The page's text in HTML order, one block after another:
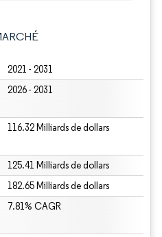
2021 - 2031
2026 - 2031
116.32 Milliards de dollars
125.41 Milliards de dollars
182.65 Milliards de dollars
7.81% CAGR